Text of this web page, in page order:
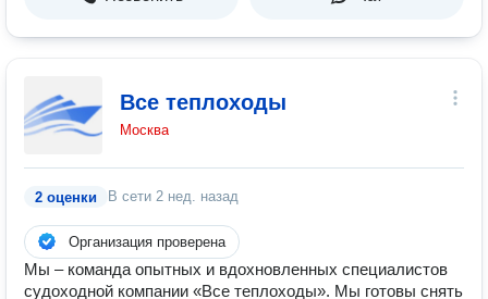
Все теплоходы
Москва
2 оценки В сети 2 нед. назад
Организация проверена
Мы – команда опытных и вдохновленных специалистов
судоходной компании «Все теплоходы». Мы готовы снять